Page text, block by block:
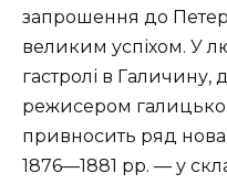
запрошення до
великим успіхом. У
гастролі в Галичину,
режисером
привносить ряд
1876—1881 рр. — у